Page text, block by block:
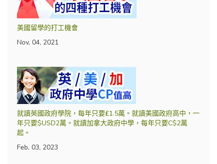
美國留學的打工機會
Nov, 04, 2021
就讀英國政府學院，每年只要₤1.5萬。就讀美國政府高中，一
年只要$USD2萬。就讀加拿大政府中學，每年只要C$2萬
起。
Feb, 03, 2023